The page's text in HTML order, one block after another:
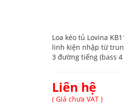
Loa kéo tủ Lovina
linh kiện nhập từ
3 đường tiếng (bass
Liên hệ
( Giá chưa VAT )